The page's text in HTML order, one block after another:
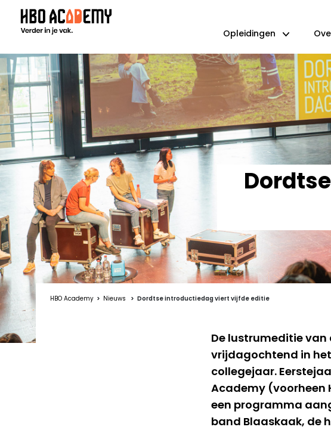
Opleidingen
HBO Academy Nieuws Dordtse introductiedag viert vijfde editie
De lustrumeditie
vrijdagochtend in
collegejaar.
Academy (voorheen
een programma
band Blaaskaak, de